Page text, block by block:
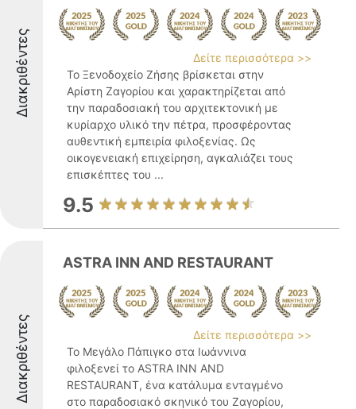
Διακριθέντες
Δείτε περισσότερα >>
Το Ξενοδοχείο Ζήσης βρίσκεται στην
Αρίστη Ζαγορίου και χαρακτηρίζεται από
την παραδοσιακή του αρχιτεκτονική με
κυρίαρχο υλικό την πέτρα, προσφέροντας
αυθεντική εμπειρία φιλοξενίας. Ως
οικογενειακή επιχείρηση, αγκαλιάζει τους
επισκέπτες του ...
9.5
Διακριθέντες
ASTRA INN AND RESTAURANT
Δείτε περισσότερα >>
Το Μεγάλο Πάπιγκο στα Ιωάννινα
φιλοξενεί το ASTRA INN AND
RESTAURANT, ένα κατάλυμα ενταγμένο
στο παραδοσιακό σκηνικό του Ζαγορίου,